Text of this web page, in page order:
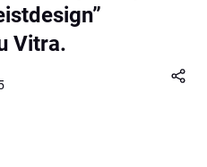
Vitra.